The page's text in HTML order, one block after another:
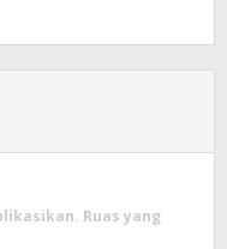
Ruas yang